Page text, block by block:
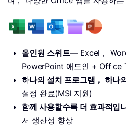
올인원 스위트— Excel，
PowerPoint 애드인 + Office
하나의 설치 프로그램， 하나
설정 완료(MSI 지원)
함께 사용할수록 더 효과적입
서 생산성 향상